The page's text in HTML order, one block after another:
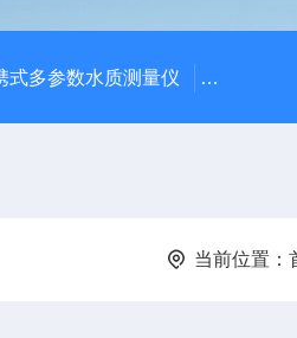
式多参数水质测量仪
当前位置：